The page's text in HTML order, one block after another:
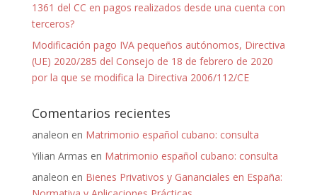
1361 del CC en pagos realizados desde una cuenta con
terceros?
Modificación pago IVA pequeños autónomos, Directiva
(UE) 2020/285 del Consejo de 18 de febrero de 2020
por la que se modifica la Directiva 2006/112/CE
Comentarios recientes
analeon en Matrimonio español cubano: consulta
Yilian Armas en Matrimonio español cubano: consulta
analeon en Bienes Privativos y Gananciales en España: